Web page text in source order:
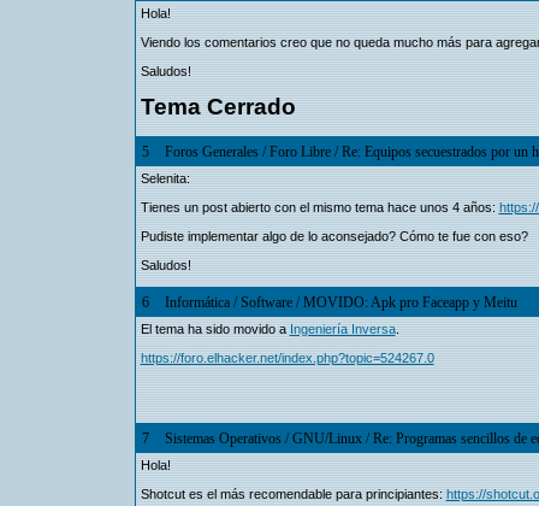
Hola!
Viendo los comentarios creo que no queda mucho más para
Saludos!
Tema Cerrado
5 Foros Generales/Foro Libre/Re: Equipos secuestrados por un
Selenita:
Tienes un post abierto con el mismo tema hace unos 4 años:
Pudiste implementar algo de lo aconsejado? Cómo te fue con eso?
Saludos!
6 Informática/Software/MOVIDO: Apk pro Faceapp y Meitu
El tema ha sido movido a Ingeniería Inversa.
https://foro.elhacker.net/index.php?topic=524267.0
7 Sistemas Operativos/GNU/Linux/Re: Programas sencillos de
Hola!
Shotcut es el más recomendable para principiantes: https://